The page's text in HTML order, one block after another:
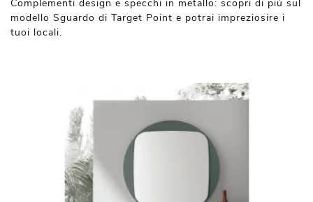
Complementi design e specchi in metallo: scopri di più sul
modello Sguardo di Target Point e potrai impreziosire i
tuoi locali.